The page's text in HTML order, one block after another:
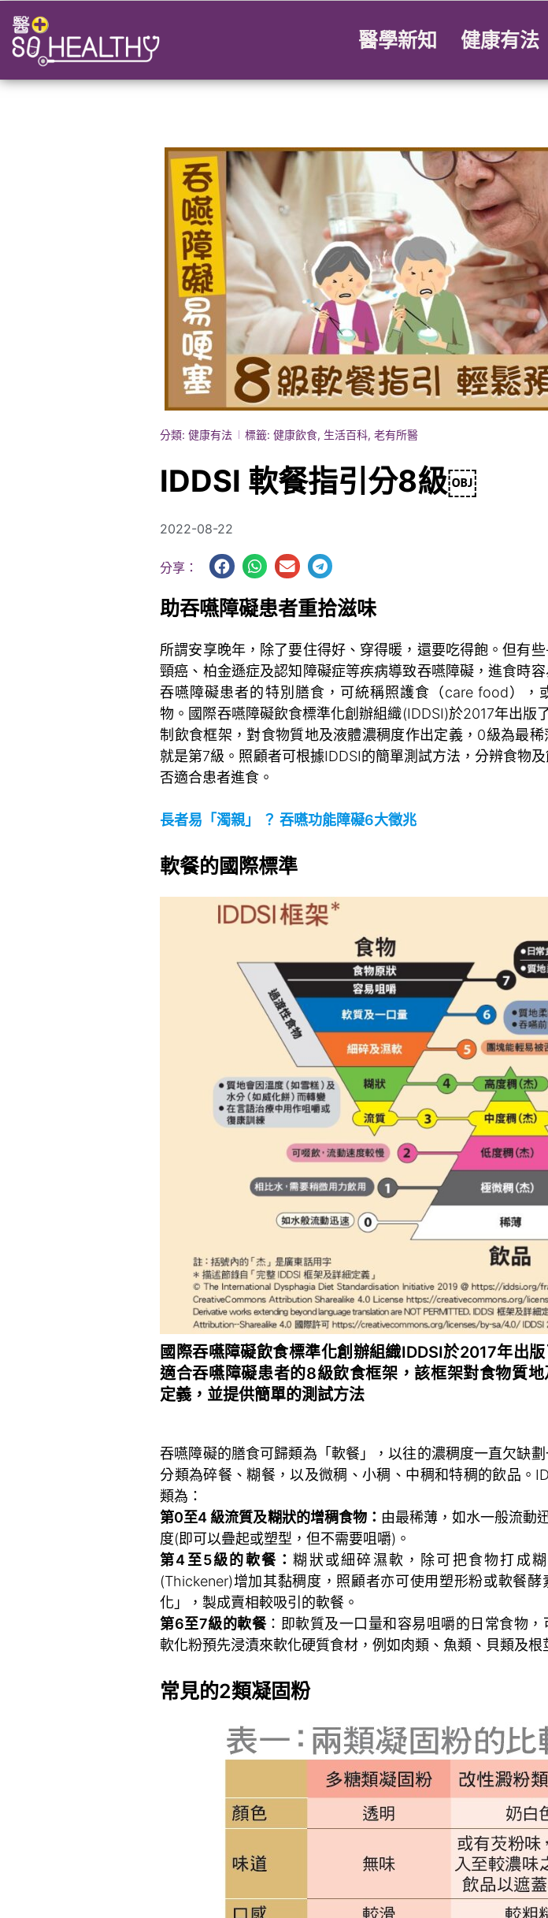
醫學新知 健康有法
分類: 健康有法 標籤: 健康飲食, 生活百科,老有所醫
IDDSI 軟餐指引分8級￼
2022-08-22
分享：
助吞嚥障礙患者重拾滋味
所謂安享晚年，除了要住得好、穿得暖，還要吃得飽。但有
頸癌、柏金遜症及認知障礙症等疾病導致吞嚥障礙，進食時
吞嚥障礙患者的特別膳食，可統稱照護食（care food），
物。國際吞嚥障礙飲食標準化創辦組織(IDDSI)於2017年出版
制飲食框架，對食物質地及液體濃稠度作出定義，0級為最
就是第7級。照顧者可根據IDDSI的簡單測試方法，分辨食物
否適合患者進食。
長者易「濁親」 ？ 吞嚥功能障礙6大徵兆
軟餐的國際標準
國際吞嚥障礙飲食標準化創辦組織IDDSI於2017年出版
適合吞嚥障礙患者的8級飲食框架，該框架對食物質
定義，並提供簡單的測試方法
吞嚥障礙的膳食可歸類為「軟餐」，以往的濃稠度一直欠缺
分類為碎餐、糊餐，以及微稠、小稠、中稠和特稠的飲品。
類為：
第0至4 級流質及糊狀的增稠食物： 由最稀薄，如水一般流動
度(即可以疊起或塑型，但不需要咀嚼)。
第4至5級的軟餐：糊狀或細碎濕軟，除可把食物打成
(Thickener)增加其黏稠度，照顧者亦可使用塑形粉或軟餐酵
化」，製成賣相較吸引的軟餐。
第6至7級的軟餐：即軟質及一口量和容易咀嚼的日常食物，
軟化粉預先浸漬來軟化硬質食材，例如肉類、魚類、貝類及根
常見的2類凝固粉